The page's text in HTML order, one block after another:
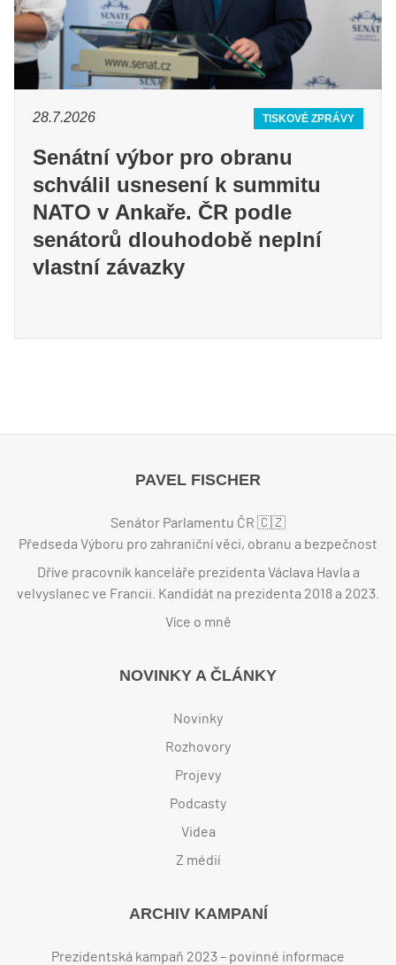
28.7.2026 TISKOVÉ ZPRÁVY
Senátní výbor pro obranu
schválil usnesení k summitu
NATO v Ankaře. ČR podle
senátorů dlouhodobě neplní
vlastní závazky
PAVEL FISCHER
Senátor Parlamentu ČR 🇨🇿
Předseda Výboru pro zahraniční věci, obranu a bezpečnost
Dříve pracovník kanceláře prezidenta Václava Havla a
velvyslanec ve Francii. Kandidát na prezidenta 2018 a 2023.
Více o mně
NOVINKY A ČLÁNKY
Novinky
Rozhovory
Projevy
Podcasty
Videa
Z médií
ARCHIV KAMPANÍ
Prezidentská kampaň 2023 – povinné informace